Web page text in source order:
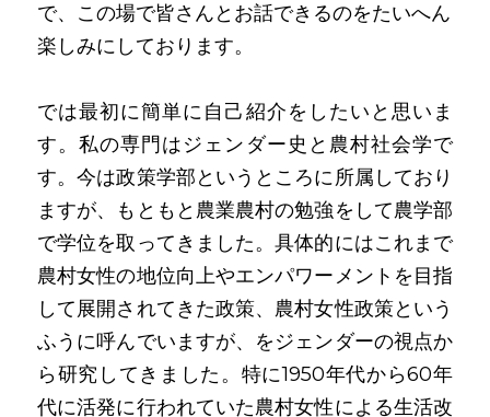
で、この場で皆さんとお話できるのをたいへん
楽しみにしております。
では最初に簡単に自己紹介をしたいと思いま
す。私の専門はジェンダー史と農村社会学で
す。今は政策学部というところに所属しており
ますが、もともと農業農村の勉強をして農学部
で学位を取ってきました。具体的にはこれまで
農村女性の地位向上やエンパワーメントを目指
して展開されてきた政策、農村女性政策という
ふうに呼んでいますが、をジェンダーの視点か
ら研究してきました。特に1950年代から60年
代に活発に行われていた農村女性による生活改